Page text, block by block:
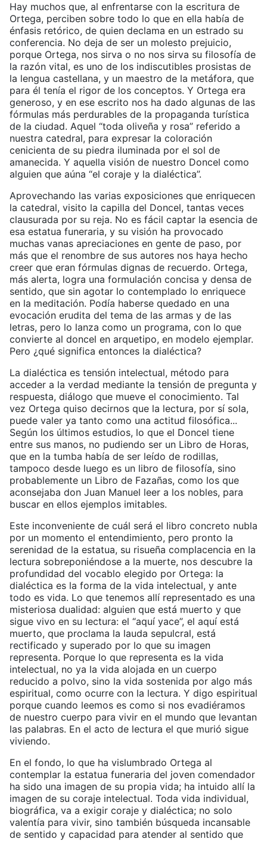
Hay muchos que, al enfrentarse con la escritura de
Ortega, perciben sobre todo lo que en ella había de
énfasis retórico, de quien declama en un estrado su
conferencia. No deja de ser un molesto prejuicio,
porque Ortega, nos sirva o no nos sirva su filosofía de
la razón vital, es uno de los indiscutibles prosistas de
la lengua castellana, y un maestro de la metáfora, que
para él tenía el rigor de los conceptos. Y Ortega era
generoso, y en ese escrito nos ha dado algunas de las
fórmulas más perdurables de la propaganda turística
de la ciudad. Aquel “toda oliveña y rosa” referido a
nuestra catedral, para expresar la coloración
cenicienta de su piedra iluminada por el sol de
amanecida. Y aquella visión de nuestro Doncel como
alguien que aúna “el coraje y la dialéctica”.
Aprovechando las varias exposiciones que enriquecen
la catedral, visito la capilla del Doncel, tantas veces
clausurada por su reja. No es fácil captar la esencia de
esa estatua funeraria, y su visión ha provocado
muchas vanas apreciaciones en gente de paso, por
más que el renombre de sus autores nos haya hecho
creer que eran fórmulas dignas de recuerdo. Ortega,
más alerta, logra una formulación concisa y densa de
sentido, que sin agotar lo contemplado lo enriquece
en la meditación. Podía haberse quedado en una
evocación erudita del tema de las armas y de las
letras, pero lo lanza como un programa, con lo que
convierte al doncel en arquetipo, en modelo ejemplar.
Pero ¿qué significa entonces la dialéctica?
La dialéctica es tensión intelectual, método para
acceder a la verdad mediante la tensión de pregunta y
respuesta, diálogo que mueve el conocimiento. Tal
vez Ortega quiso decirnos que la lectura, por sí sola,
puede valer ya tanto como una actitud filosófica...
Según los últimos estudios, lo que el Doncel tiene
entre sus manos, no pudiendo ser un Libro de Horas,
que en la tumba había de ser leído de rodillas,
tampoco desde luego es un libro de filosofía, sino
probablemente un Libro de Fazañas, como los que
aconsejaba don Juan Manuel leer a los nobles, para
buscar en ellos ejemplos imitables.
Este inconveniente de cuál será el libro concreto nubla
por un momento el entendimiento, pero pronto la
serenidad de la estatua, su risueña complacencia en la
lectura sobreponiéndose a la muerte, nos descubre la
profundidad del vocablo elegido por Ortega: la
dialéctica es la forma de la vida intelectual, y ante
todo es vida. Lo que tenemos allí representado es una
misteriosa dualidad: alguien que está muerto y que
sigue vivo en su lectura: el “aquí yace”, el aquí está
muerto, que proclama la lauda sepulcral, está
rectificado y superado por lo que su imagen
representa. Porque lo que representa es la vida
intelectual, no ya la vida alojada en un cuerpo
reducido a polvo, sino la vida sostenida por algo más
espiritual, como ocurre con la lectura. Y digo espiritual
porque cuando leemos es como si nos evadiéramos
de nuestro cuerpo para vivir en el mundo que levantan
las palabras. En el acto de lectura el que murió sigue
viviendo.
En el fondo, lo que ha vislumbrado Ortega al
contemplar la estatua funeraria del joven comendador
ha sido una imagen de su propia vida; ha intuido allí la
imagen de su coraje intelectual. Toda vida individual,
biográfica, va a exigir coraje y dialéctica; no solo
valentía para vivir, sino también búsqueda incansable
de sentido y capacidad para atender al sentido que